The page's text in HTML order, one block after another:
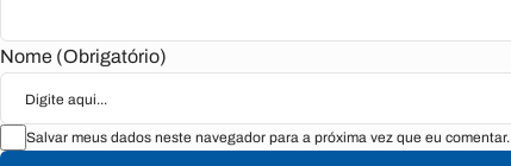
Nome (Obrigatório)
Salvar meus dados neste navegador para a próxima vez que eu comentar.